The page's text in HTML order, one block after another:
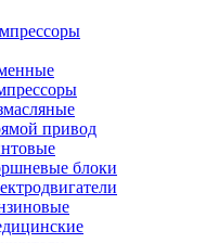
привод
блоки